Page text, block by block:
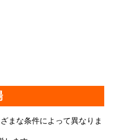
まな条件によって異なりま